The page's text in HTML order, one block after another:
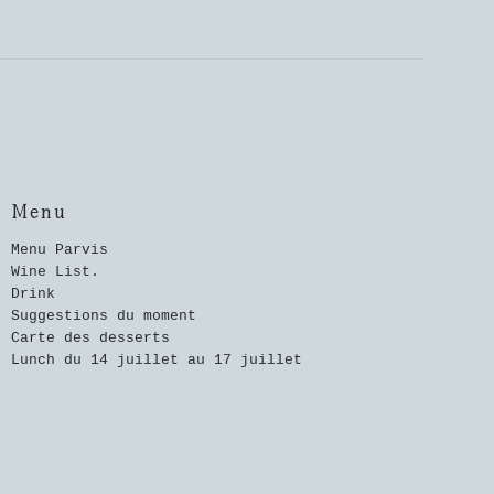
Menu
Menu Parvis
Wine List.
Drink
Suggestions du moment
Carte des desserts
Lunch du 14 juillet au 17 juillet